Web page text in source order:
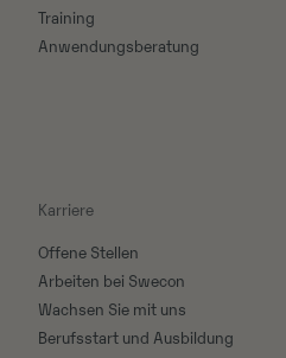
Training
Anwendungsberatung
Karriere
Offene Stellen
Arbeiten bei Swecon
Wachsen Sie mit uns
Berufsstart und Ausbildung